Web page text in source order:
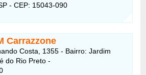
- CEP: 15043-090
Carrazzone
Costa, 1355 - Bairro: Jardim
do Rio Preto -